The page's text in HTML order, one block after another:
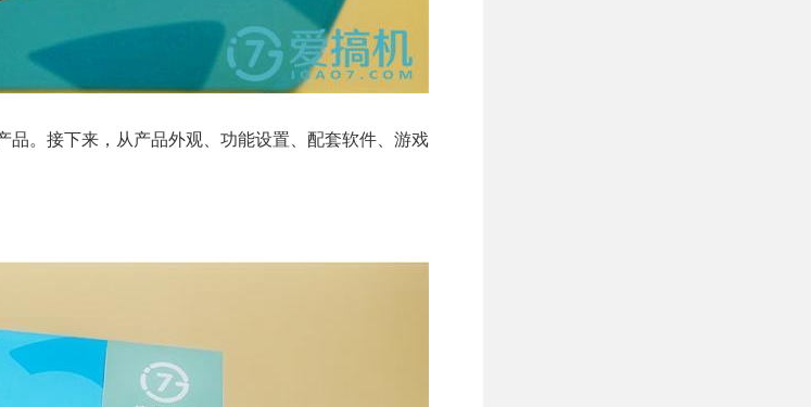
。接下来，从产品外观、功能设置、配套软件、游戏